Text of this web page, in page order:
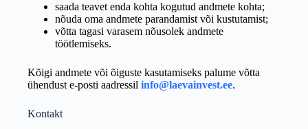
saada teavet enda kohta kogutud andmete kohta;
nõuda oma andmete parandamist või kustutamist;
võtta tagasi varasem nõusolek andmete
töötlemiseks.
Kõigi andmete või õiguste kasutamiseks palume võtta
ühendust e-posti aadressilinfo@laevainvest.ee.
Kontakt